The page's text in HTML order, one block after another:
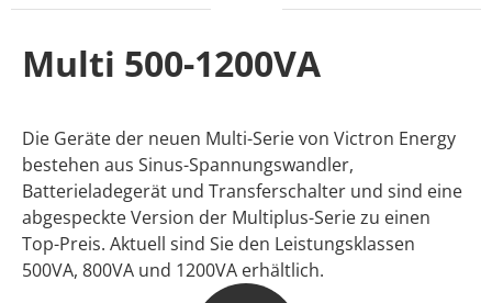
Multi 500-1200VA
Die Geräte der neuen Multi-Serie von Victron Energy
bestehen aus Sinus-Spannungswandler,
Batterieladegerät und Transferschalter und sind eine
abgespeckte Version der Multiplus-Serie zu einen
Top-Preis. Aktuell sind Sie den Leistungsklassen
500VA, 800VA und 1200VA erhältlich.